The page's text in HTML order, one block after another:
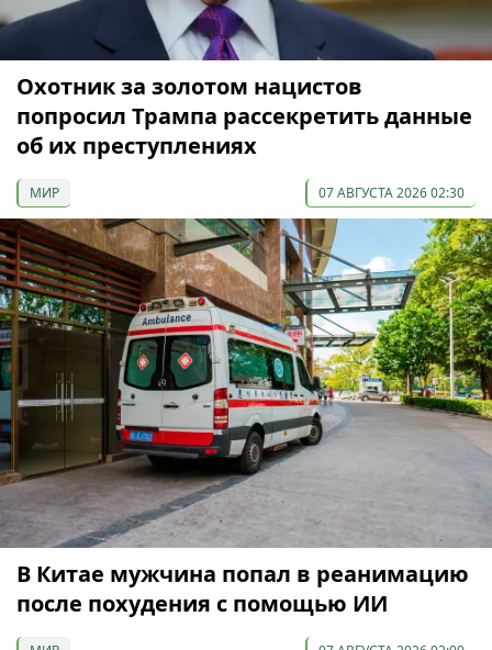
Охотник за золотом нацистов
попросил Трампа рассекретить данные
об их преступлениях
МИР 07 АВГУСТА 2026 02:30
В Китае мужчина попал в реанимацию
после похудения с помощью ИИ